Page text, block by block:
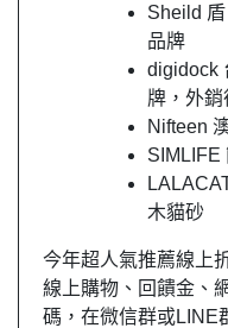
Sheild
品牌
digidock
牌，外銷
Nifteen
SIMLIFE
木貓砂
今年超人氣推薦線上
線上購物、回饋金、
碼，在微信群或LINE